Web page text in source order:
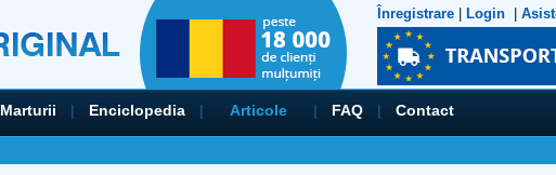
Înregistrare Login
Marturii | Enciclopedia | Articole | FAQ | Contact